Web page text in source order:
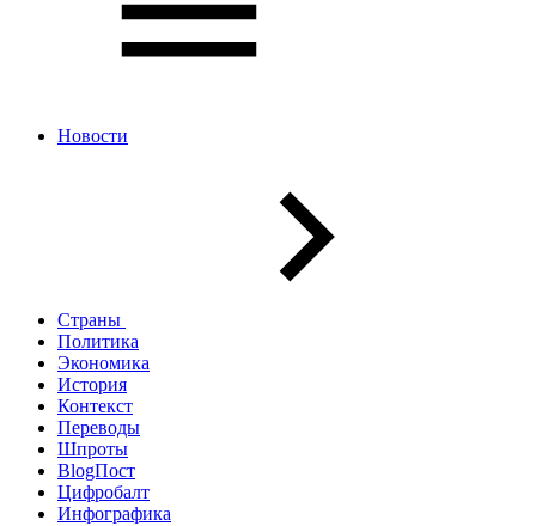
Новости
Страны
Политика
Экономика
История
Контекст
Переводы
Шпроты
BlogПост
Цифробалт
Инфографика